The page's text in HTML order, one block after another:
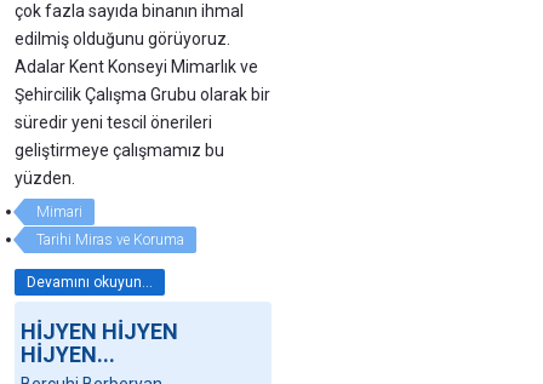
çok fazla sayıda binanın ihmal
edilmiş olduğunu görüyoruz.
Adalar Kent Konseyi Mimarlık ve
Şehircilik Çalışma Grubu olarak bir
süredir yeni tescil önerileri
geliştirmeye çalışmamız bu
yüzden.
Mimari
Tarihi Miras ve Koruma
Devamını okuyun...
HİJYEN HİJYEN
HİJYEN...